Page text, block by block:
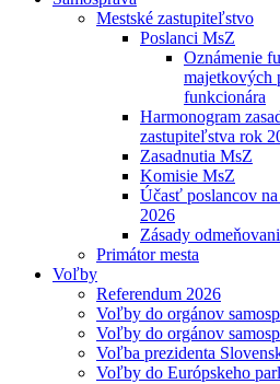
Mestské zastupiteľstvo
Poslanci MsZ
Oznámenie
majetkových
funkcionára
Harmonogram
zastupiteľstva rok
Zasadnutia MsZ
Komisie MsZ
Účasť poslancov
2026
Zásady
Primátor mesta
Voľby
Referendum 2026
Voľby do orgánov
Voľby do orgánov
Voľba prezidenta
Voľby do Európskeho